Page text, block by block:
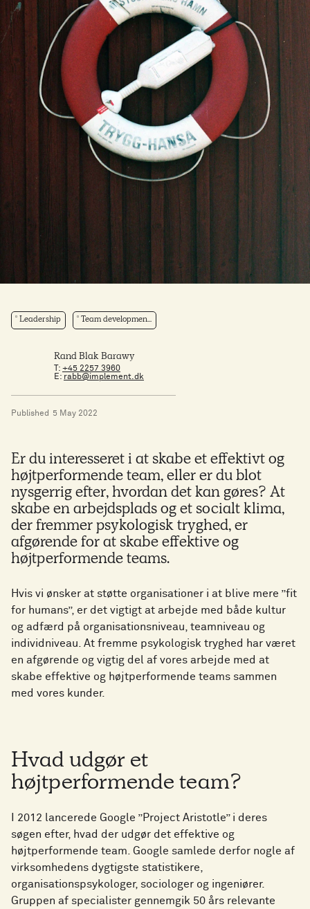
Leadership Team developmen...
T: +45 2257 3960
E: rabb@implement.dk
Rand Blak Barawy
Published 5 May 2022
Er du interesseret i at skabe et effektivt og
højtperformende team, eller er du blot
nysgerrig efter, hvordan det kan gøres? At
skabe en arbejdsplads og et socialt klima,
der fremmer psykologisk tryghed, er
afgørende for at skabe effektive og
højtperformende teams.
Hvis vi ønsker at støtte organisationer i at blive mere ”fit
for humans”, er det vigtigt at arbejde med både kultur
og adfærd på organisationsniveau, teamniveau og
individniveau. At fremme psykologisk tryghed har været
en afgørende og vigtig del af vores arbejde med at
skabe effektive og højtperformende teams sammen
med vores kunder.
Hvad udgør et
højtperformende team?
I 2012 lancerede Google ”Project Aristotle” i deres
søgen efter, hvad der udgør det effektive og
højtperformende team. Google samlede derfor nogle af
virksomhedens dygtigste statistikere,
organisationspsykologer, sociologer og ingeniører.
Gruppen af specialister gennemgik 50 års relevante